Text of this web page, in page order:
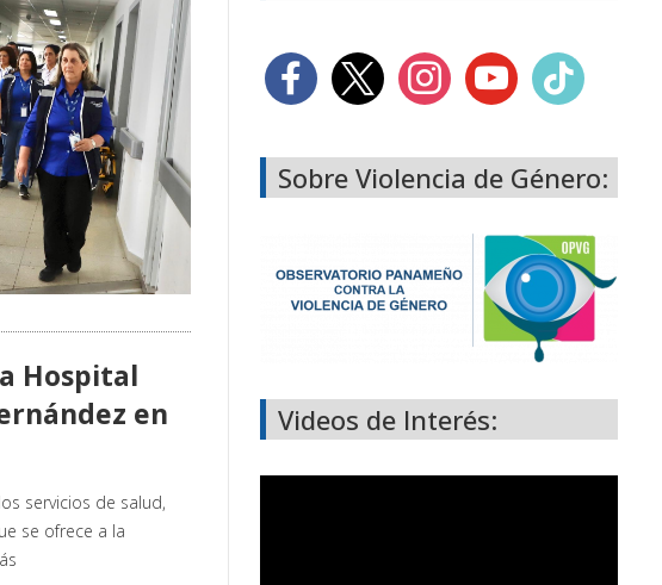
Hospital
en
servicios de salud,
se ofrece a la
Sobre Violencia de Género:
Videos de Interés: